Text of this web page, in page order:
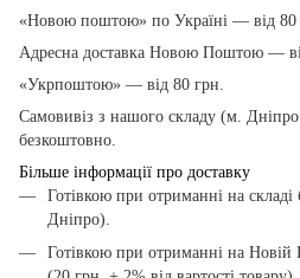
«Новою поштою» по Україні — від 80
Адресна доставка Новою Поштою —
«Укрпоштою» — від 80 грн.
Самовивіз з нашого складу (м.
безкоштовно.
Більше інформації про доставку
Готівкою при отриманні на складі
Дніпро).
Готівкою при отриманні на